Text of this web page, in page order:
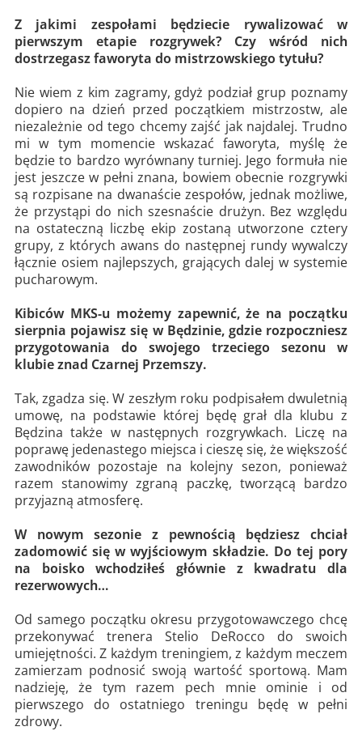
Z jakimi zespołami będziecie rywalizować w
pierwszym etapie rozgrywek? Czy wśród nich
dostrzegasz faworyta do mistrzowskiego tytułu?
Nie wiem z kim zagramy, gdyż podział grup poznamy
dopiero na dzień przed początkiem mistrzostw, ale
niezależnie od tego chcemy zajść jak najdalej. Trudno
mi w tym momencie wskazać faworyta, myślę że
będzie to bardzo wyrównany turniej. Jego formuła nie
jest jeszcze w pełni znana, bowiem obecnie rozgrywki
są rozpisane na dwanaście zespołów, jednak możliwe,
że przystąpi do nich szesnaście drużyn. Bez względu
na ostateczną liczbę ekip zostaną utworzone cztery
grupy, z których awans do następnej rundy wywalczy
łącznie osiem najlepszych, grających dalej w systemie
pucharowym.
Kibiców MKS-u możemy zapewnić, że na początku
sierpnia pojawisz się w Będzinie, gdzie rozpoczniesz
przygotowania do swojego trzeciego sezonu w
klubie znad Czarnej Przemszy.
Tak, zgadza się. W zeszłym roku podpisałem dwuletnią
umowę, na podstawie której będę grał dla klubu z
Będzina także w następnych rozgrywkach. Liczę na
poprawę jedenastego miejsca i cieszę się, że większość
zawodników pozostaje na kolejny sezon, ponieważ
razem stanowimy zgraną paczkę, tworzącą bardzo
przyjazną atmosferę.
W nowym sezonie z pewnością będziesz chciał
zadomowić się w wyjściowym składzie. Do tej pory
na boisko wchodziłeś głównie z kwadratu dla
rezerwowych…
Od samego początku okresu przygotowawczego chcę
przekonywać trenera Stelio DeRocco do swoich
umiejętności. Z każdym treningiem, z każdym meczem
zamierzam podnosić swoją wartość sportową. Mam
nadzieję, że tym razem pech mnie ominie i od
pierwszego do ostatniego treningu będę w pełni
zdrowy.